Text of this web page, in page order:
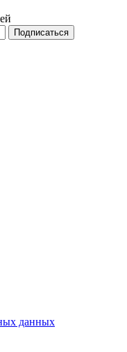
Подписаться
данных